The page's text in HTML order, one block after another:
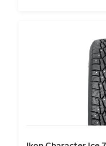
Ikon Character Ice
235/60 R 17 106T XL